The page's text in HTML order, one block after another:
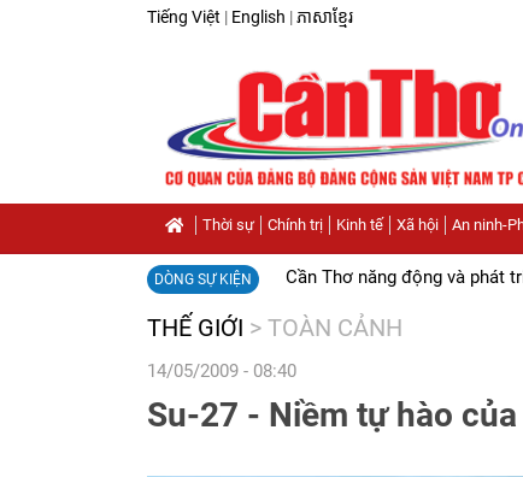
Tiếng Việt | English | ភាសាខ្មែរ
Thời sự Chính trị Kinh tế Xã hội An ninh-
DÒNG SỰ KIỆN Cần Thơ năng động và phát
THẾ GIỚI > TOÀN CẢNH
14/05/2009 - 08:40
Su-27 - Niềm tự hào